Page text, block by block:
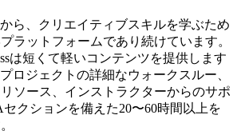
ら、クリエイティブスキルを学ぶため
ラットフォームであり続けています。
は短くて軽いコンテンツを提供します
ロジェクトの詳細なウォークスルー、
ソース、インストラクターからのサポ
クションを備えた20〜60時間以上を